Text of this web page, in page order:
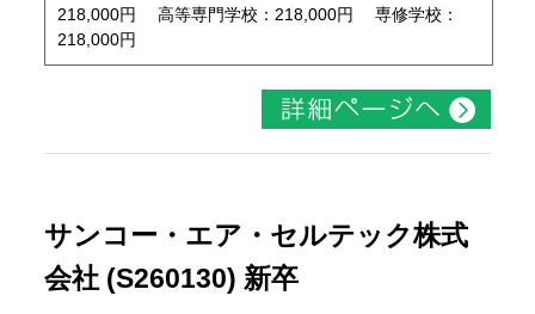
218,000円 高等専門学校：218,000円 専修学校：
218,000円
サンコー・エア・セルテック株式
会社 (S260130) 新卒